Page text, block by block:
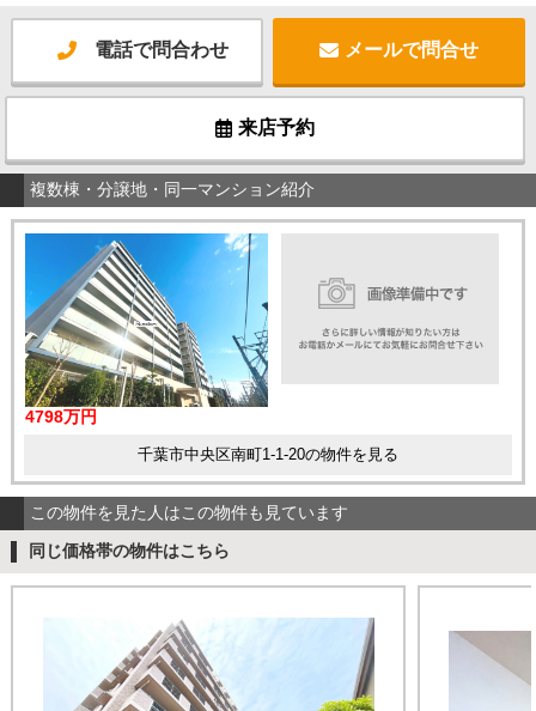
電話で問合わせ メールで問合せ
来店予約
複数棟・分譲地・同一マンション紹介
4798万円
千葉市中央区南町1-1-20の物件を見る
この物件を見た人はこの物件も見ています
同じ価格帯の物件はこちら